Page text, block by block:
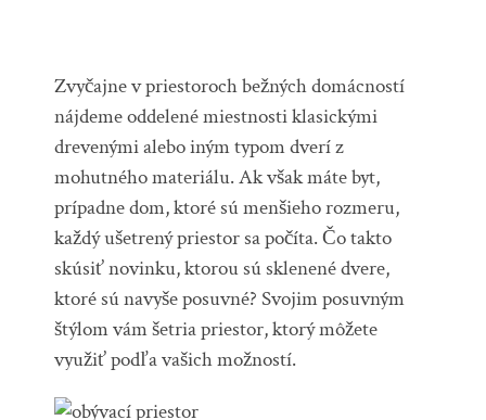
Zvyčajne v priestoroch bežných domácností
nájdeme oddelené miestnosti klasickými
drevenými alebo iným typom dverí z
mohutného materiálu. Ak však máte byt,
prípadne dom, ktoré sú menšieho rozmeru,
každý ušetrený priestor sa počíta.Čo takto
skúsiť novinku, ktorou sú sklenené dvere,
ktoré sú navyše posuvné? Svojim posuvným
štýlom vám šetria priestor, ktorý môžete
využiť podľa vašich možností.